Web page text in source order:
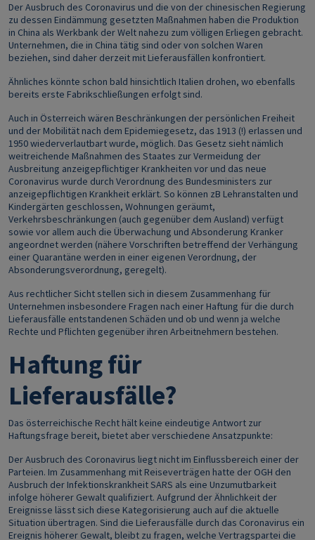
Der Ausbruch des Coronavirus und die von der chinesischen Regierung
zu dessen Eindämmung gesetzten Maßnahmen haben die Produktion
in China als Werkbank der Welt nahezu zum völligen Erliegen gebracht.
Unternehmen, die in China tätig sind oder von solchen Waren
beziehen, sind daher derzeit mit Lieferausfällen konfrontiert.
Ähnliches könnte schon bald hinsichtlich Italien drohen, wo ebenfalls
bereits erste Fabrikschließungen erfolgt sind.
Auch in Österreich wären Beschränkungen der persönlichen Freiheit
und der Mobilität nach dem Epidemiegesetz, das 1913 (!) erlassen und
1950 wiederverlautbart wurde, möglich. Das Gesetz sieht nämlich
weitreichende Maßnahmen des Staates zur Vermeidung der
Ausbreitung anzeigepflichtiger Krankheiten vor und das neue
Coronavirus wurde durch Verordnung des Bundesministers zur
anzeigepflichtigen Krankheit erklärt. So können zB Lehranstalten und
Kindergärten geschlossen, Wohnungen geräumt,
Verkehrsbeschränkungen (auch gegenüber dem Ausland) verfügt
sowie vor allem auch die Überwachung und Absonderung Kranker
angeordnet werden (nähere Vorschriften betreffend der Verhängung
einer Quarantäne werden in einer eigenen Verordnung, der
Absonderungsverordnung, geregelt).
Aus rechtlicher Sicht stellen sich in diesem Zusammenhang für
Unternehmen insbesondere Fragen nach einer Haftung für die durch
Lieferausfälle entstandenen Schäden und ob und wenn ja welche
Rechte und Pflichten gegenüber ihren Arbeitnehmern bestehen.
Haftung für
Lieferausfälle?
Das österreichische Recht hält keine eindeutige Antwort zur
Haftungsfrage bereit, bietet aber verschiedene Ansatzpunkte:
Der Ausbruch des Coronavirus liegt nicht im Einflussbereich einer der
Parteien. Im Zusammenhang mit Reiseverträgen hatte der OGH den
Ausbruch der Infektionskrankheit SARS als eine Unzumutbarkeit
infolge höherer Gewalt qualifiziert. Aufgrund der Ähnlichkeit der
Ereignisse lässt sich diese Kategorisierung auch auf die aktuelle
Situation übertragen. Sind die Lieferausfälle durch das Coronavirus ein
Ereignis höherer Gewalt, bleibt zu fragen, welche Vertragspartei die